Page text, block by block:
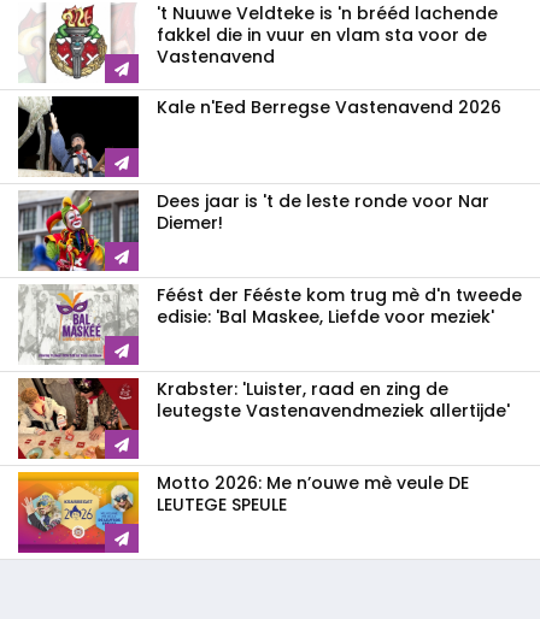
't Nuuwe Veldteke is 'n brééd lachende
fakkel die in vuur en vlam sta voor de
Vastenavend
Kale n'Eed Berregse Vastenavend 2026
Dees jaar is 't de leste ronde voor Nar
Diemer!
Féést der Fééste kom trug mè d'n tweede
edisie: 'Bal Maskee, Liefde voor meziek'
Krabster: 'Luister, raad en zing de
leutegste Vastenavendmeziek allertijde'
Motto 2026: Me n’ouwe mè veule DE
LEUTEGE SPEULE